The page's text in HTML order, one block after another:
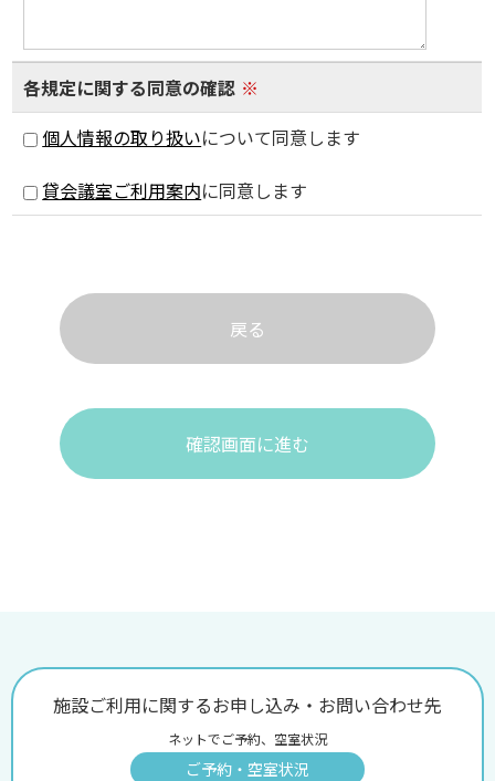
各規定に関する同意の確認 ※
個人情報の取り扱いについて同意します
貸会議室ご利用案内に同意します
戻る
確認画面に進む
施設ご利用に関するお申し込み・お問い合わせ先
ネットでご予約、空室状況
ご予約・空室状況